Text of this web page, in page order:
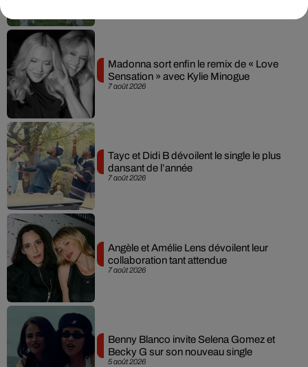
7 août 2026
Madonna sort enfin le remix de « Love
Sensation » avec Kylie Minogue
7 août 2026
Tayc et Didi B dévoilent le single le plus
dansant de l’année
7 août 2026
Angèle et Amélie Lens dévoilent leur
collaboration tant attendue
5 août 2026
Benny Blanco invite Selena Gomez et
Becky G sur son nouveau single